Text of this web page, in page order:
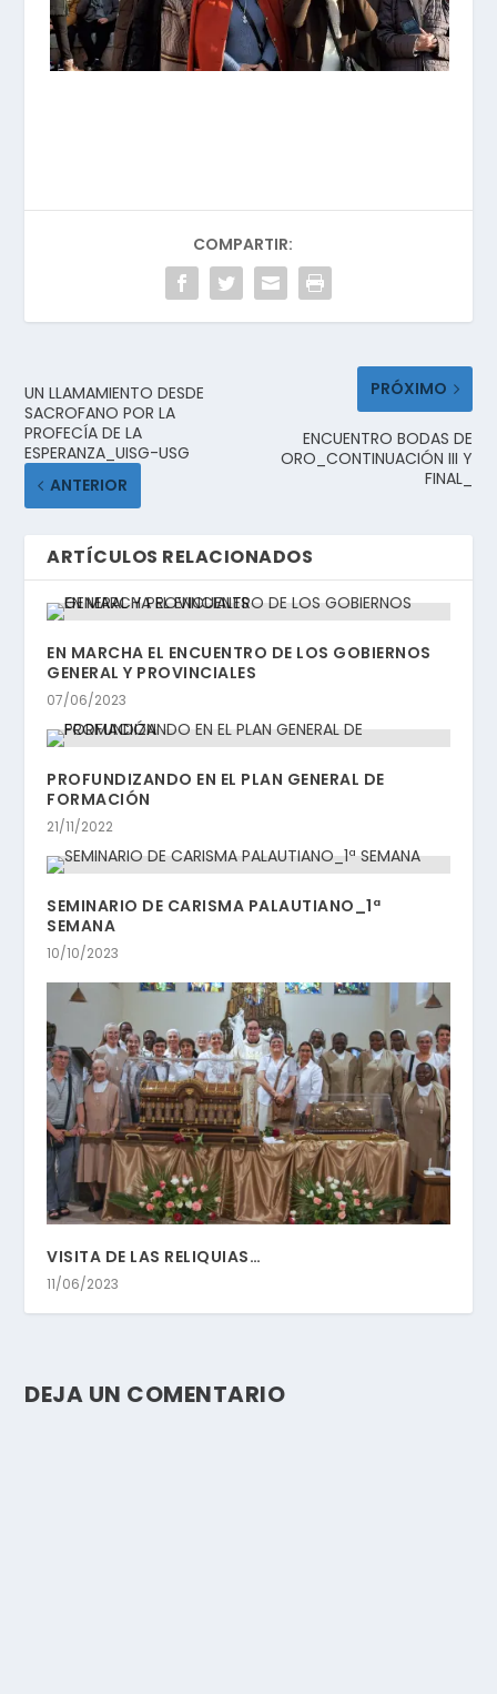
COMPARTIR:
UN LLAMAMIENTO DESDE
SACROFANO POR LA
PROFECÍA DE LA
ESPERANZA_UISG-USG
ANTERIOR
PRÓXIMO
ENCUENTRO BODAS DE
ORO_CONTINUACIÓN III Y
FINAL_
ARTÍCULOS RELACIONADOS
EN MARCHA EL ENCUENTRO DE LOS GOBIERNOS
GENERAL Y PROVINCIALES
07/06/2023
PROFUNDIZANDO EN EL PLAN GENERAL DE
FORMACIÓN
21/11/2022
SEMINARIO DE CARISMA PALAUTIANO_1ª
SEMANA
10/10/2023
VISITA DE LAS RELIQUIAS…
11/06/2023
DEJA UN COMENTARIO